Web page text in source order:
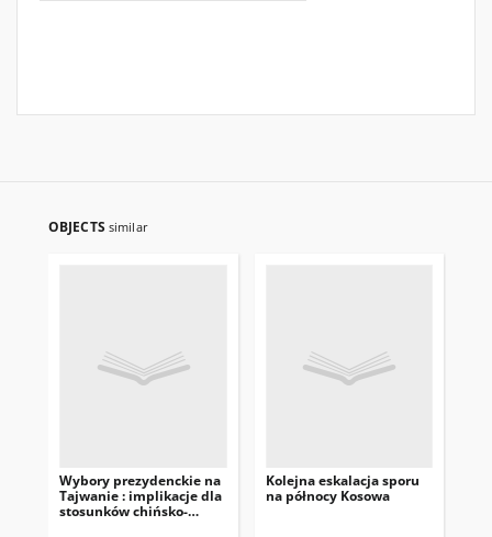
OBJECTS similar
Wybory prezydenckie na
Tajwanie : implikacje dla
stosunków chińsko-
Kolejna eskalacja sporu
na północy Kosowa